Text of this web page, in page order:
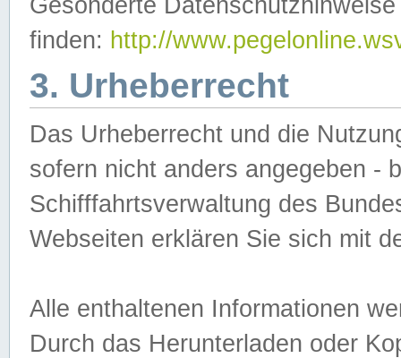
finden: http://
3. Urheberrecht
Das Urheberrecht und die
sofern nicht anders angegeben -
Schifffahrtsverwaltung des
Webseiten erklären Sie sich mit
Alle enthaltenen Informationen
Durch das Herunterladen oder